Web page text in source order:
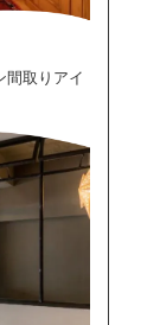
間取りアイ